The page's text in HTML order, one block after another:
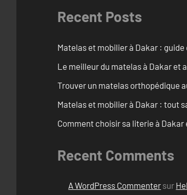
Recent Posts
Matelas et mobilier à Dakar :
Le meilleur du matelas à Dakar et
Trouver un matelas orthopédique
Matelas et mobilier à Dakar : tout
Comment choisir sa literie à Dakar
Recent Comments
A WordPress Commenter sur